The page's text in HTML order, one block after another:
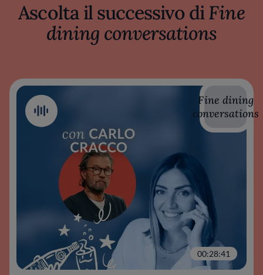
Ascolta il successivo diFine
dining conversations
Fine dining
conversations
00:28:41